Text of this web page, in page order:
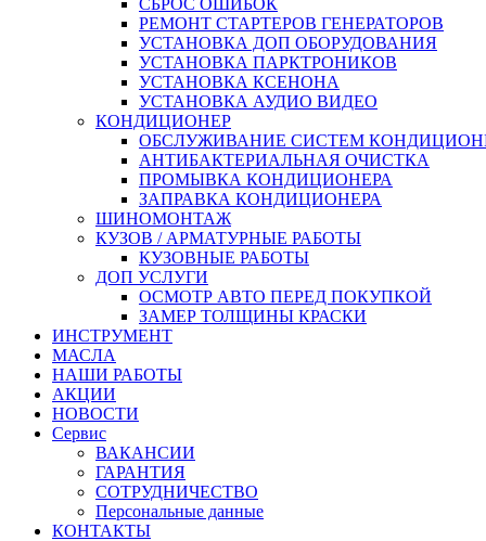
СБРОС ОШИБОК
РЕМОНТ СТАРТЕРОВ ГЕНЕРАТОРОВ
УСТАНОВКА ДОП ОБОРУДОВАНИЯ
УСТАНОВКА ПАРКТРОНИКОВ
УСТАНОВКА КСЕНОНА
УСТАНОВКА АУДИО ВИДЕО
КОНДИЦИОНЕР
ОБСЛУЖИВАНИЕ СИСТЕМ
АНТИБАКТЕРИАЛЬНАЯ ОЧИСТКА
ПРОМЫВКА КОНДИЦИОНЕРА
ЗАПРАВКА КОНДИЦИОНЕРА
ШИНОМОНТАЖ
КУЗОВ / АРМАТУРНЫЕ РАБОТЫ
КУЗОВНЫЕ РАБОТЫ
ДОП УСЛУГИ
ОСМОТР АВТО ПЕРЕД ПОКУПКОЙ
ЗАМЕР ТОЛЩИНЫ КРАСКИ
ИНСТРУМЕНТ
МАСЛА
НАШИ РАБОТЫ
АКЦИИ
НОВОСТИ
Сервис
ВАКАНСИИ
ГАРАНТИЯ
СОТРУДНИЧЕСТВО
Персональные данные
КОНТАКТЫ